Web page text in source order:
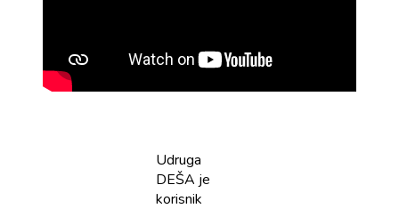
Udruga
DEŠA je
korisnik